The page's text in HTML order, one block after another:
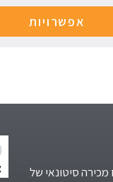
אפשרויות
סיטונאי של